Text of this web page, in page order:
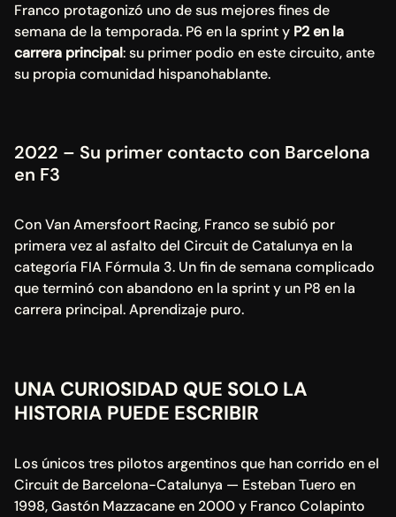
Franco protagonizó uno de sus mejores fines de
semana de la temporada. P6 en la sprint y P2 en la
carrera principal: su primer podio en este circuito, ante
su propia comunidad hispanohablante.
2022 – Su primer contacto con Barcelona
en F3
Con Van Amersfoort Racing, Franco se subió por
primera vez al asfalto del Circuit de Catalunya en la
categoría FIA Fórmula 3. Un fin de semana complicado
que terminó con abandono en la sprint y un P8 en la
carrera principal. Aprendizaje puro.
UNA CURIOSIDAD QUE SOLO LA
HISTORIA PUEDE ESCRIBIR
Los únicos tres pilotos argentinos que han corrido en el
Circuit de Barcelona-Catalunya — Esteban Tuero en
1998, Gastón Mazzacane en 2000 y Franco Colapinto